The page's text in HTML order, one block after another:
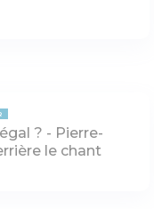
? - Pierre-
le chant